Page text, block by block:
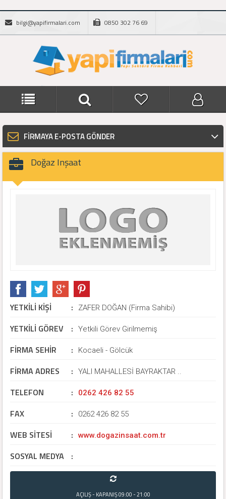
bilgi@yapifirmalari.com 0850 302 76 69
FİRMAYA E-POSTA GÖNDER
Doğaz Inşaat
YETKİLİ KİŞİ : ZAFER DOĞAN (Firma Sahibi)
YETKİLİ GÖREV : Yetkili Görev Girilmemiş
FİRMA SEHİR : Kocaeli - Gölcük
FİRMA ADRES : YALI MAHALLESİ BAYRAKTAR ..
TELEFON : 0262 426 82 55
FAX : 0262 426 82 55
WEB SİTESİ : www.dogazinsaat.com.tr
SOSYAL MEDYA :
AÇILIŞ - KAPANIŞ09:00 - 21:00